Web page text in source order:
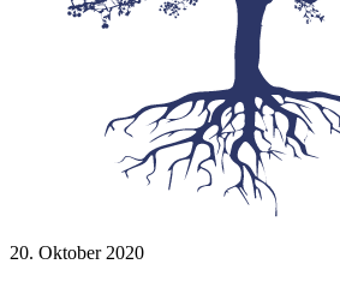
20. Oktober 2020